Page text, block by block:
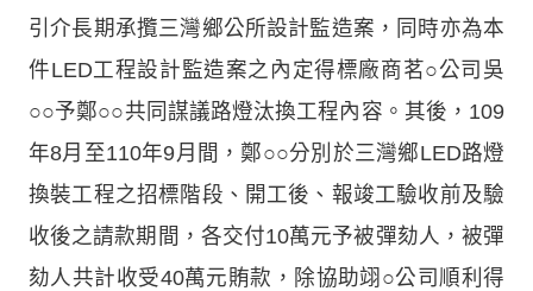
引介長期承攬三灣鄉公所設計監造案，同時亦為本
件LED工程設計監造案之內定得標廠商茗○公司吳
○○予鄭○○共同謀議路燈汰換工程內容。其後，109
年8月至110年9月間，鄭○○分別於三灣鄉LED路燈
換裝工程之招標階段、開工後、報竣工驗收前及驗
收後之請款期間，各交付10萬元予被彈劾人，被彈
劾人共計收受40萬元賄款，除協助翊○公司順利得